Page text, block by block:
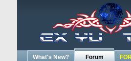
What's New? Forum